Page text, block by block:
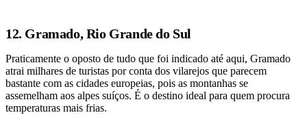
12. Gramado, Rio Grande do Sul
Praticamente o oposto de tudo que foi indicado até aqui, Gramado
atrai milhares de turistas por conta dos vilarejos que parecem
bastante com as cidades europeias, pois as montanhas se
assemelham aos alpes suíços. É o destino ideal para quem procura
temperaturas mais frias.